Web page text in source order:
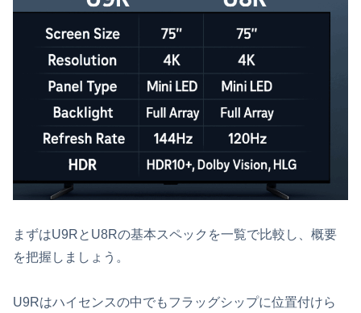
まずはU9RとU8Rの基本スペックを一覧で比較し、概要
を把握しましょう。
U9Rはハイセンスの中でもフラッグシップに位置付けら